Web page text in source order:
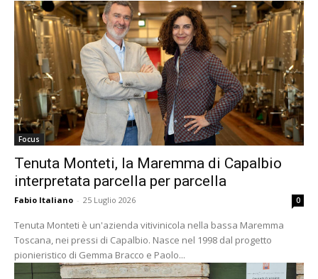
Focus
Tenuta Monteti, la Maremma di Capalbio
interpretata parcella per parcella
Fabio Italiano - 25 Luglio 2026 0
Tenuta Monteti è un'azienda vitivinicola nella bassa Maremma
Toscana, nei pressi di Capalbio. Nasce nel 1998 dal progetto
pionieristico di Gemma Bracco e Paolo...